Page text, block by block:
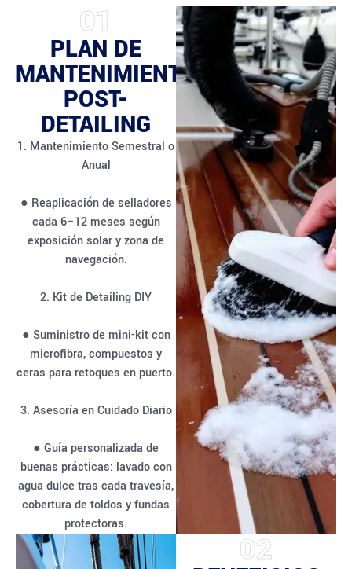
01
PLAN DE
MANTENIMIENTO
POST-
DETAILING
1. Mantenimiento Semestral o
Anual
● Reaplicación de selladores
cada 6–12 meses según
exposición solar y zona de
navegación.
2. Kit de Detailing DIY
● Suministro de mini-kit con
microfibra, compuestos y
ceras para retoques en puerto.
3. Asesoría en Cuidado Diario
● Guía personalizada de
buenas prácticas: lavado con
agua dulce tras cada travesía,
cobertura de toldos y fundas
protectoras.
02